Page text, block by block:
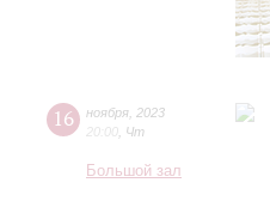
16 ноября 2023
20:00 Чт
Большой зал